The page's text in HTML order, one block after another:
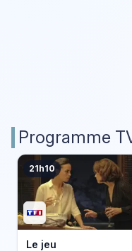
Programme
21h10
Le jeu